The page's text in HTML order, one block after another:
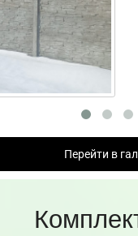
Перейти в